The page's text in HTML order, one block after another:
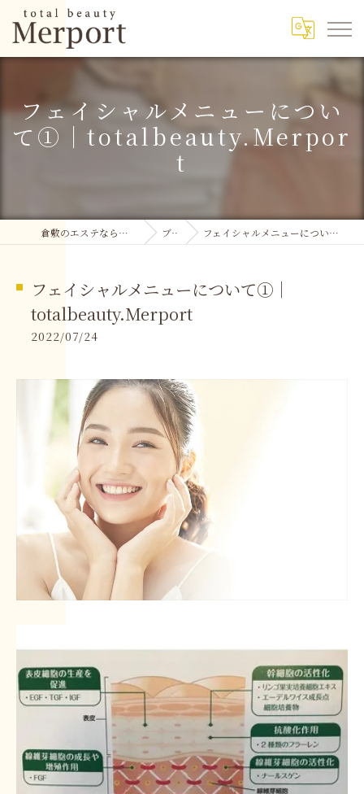
フェイシャルメニューについ
て①｜totalbeauty.Merpor
t
倉敷のエステなら実績多数のMerport ブログ フェイシャルメニューについて①｜totalbeauty.Merport
フェイシャルメニューについて①｜
totalbeauty.Merport
2022/07/24